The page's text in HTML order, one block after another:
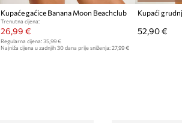
Kupaće gaćice Banana Moon Beachclub
Trenutna cijena:
26,99 €
Regularna cijena: 35,99 €
Najniža cijena u zadnjih 30 dana prije sniženja: 27,99 €
Kupaći
52,90 €